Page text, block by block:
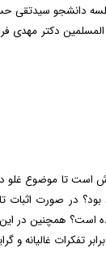
دانشجو سیدتقی
دکتر مهدی
تا موضوع غلو
در صورت اثبات تا
است؟ همچنین در
غالیانه و